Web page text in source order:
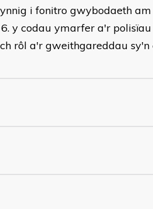
i fonitro gwybodaeth
y codau ymarfer a'r
rôl a'r gweithgareddau sy'n